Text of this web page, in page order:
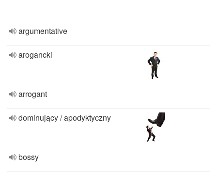
argumentative
arogancki
arrogant
dominujący / apodyktyczny
bossy